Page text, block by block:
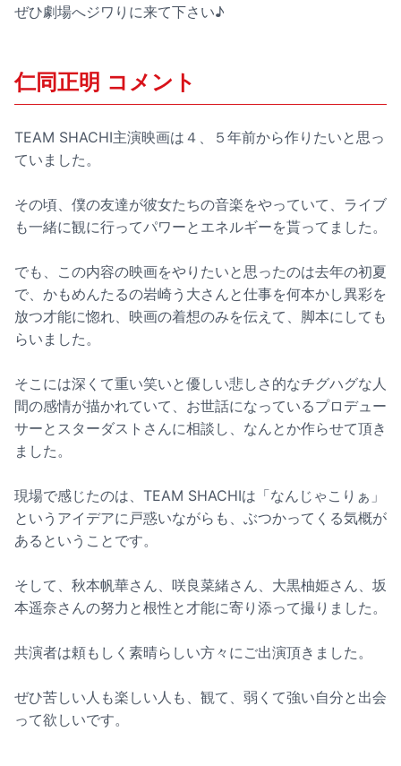
ぜひ劇場へジワりに来て下さい♪
仁同正明 コメント
TEAM SHACHI主演映画は４、５年前から作りたいと思っ
ていました。
その頃、僕の友達が彼女たちの音楽をやっていて、ライブ
も一緒に観に行ってパワーとエネルギーを貰ってました。
でも、この内容の映画をやりたいと思ったのは去年の初夏
で、かもめんたるの岩崎う大さんと仕事を何本かし異彩を
放つ才能に惚れ、映画の着想のみを伝えて、脚本にしても
らいました。
そこには深くて重い笑いと優しい悲しさ的なチグハグな人
間の感情が描かれていて、お世話になっているプロデュー
サーとスターダストさんに相談し、なんとか作らせて頂き
ました。
現場で感じたのは、TEAM SHACHIは「なんじゃこりぁ」
というアイデアに戸惑いながらも、ぶつかってくる気概が
あるということです。
そして、秋本帆華さん、咲良菜緒さん、大黒柚姫さん、坂
本遥奈さんの努力と根性と才能に寄り添って撮りました。
共演者は頼もしく素晴らしい方々にご出演頂きました。
ぜひ苦しい人も楽しい人も、観て、弱くて強い自分と出会
って欲しいです。